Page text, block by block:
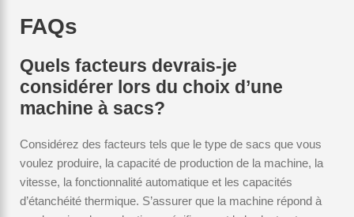
FAQs
Quels facteurs devrais-je
considérer lors du choix d’une
machine à sacs?
Considérez des facteurs tels que le type de sacs que vous
voulez produire, la capacité de production de la machine, la
vitesse, la fonctionnalité automatique et les capacités
d’étanchéité thermique. S’assurer que la machine répond à